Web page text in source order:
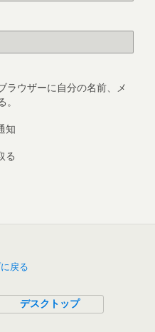
ラウザーに自分の名前、メ
知
る
戻る
デスクトップ